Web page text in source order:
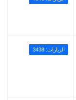
الزيارات: 3438